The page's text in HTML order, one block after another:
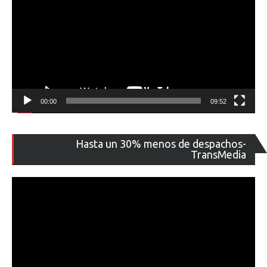
00:00 09:52
Hasta un 30% menos de despachos-
TransMedia
de